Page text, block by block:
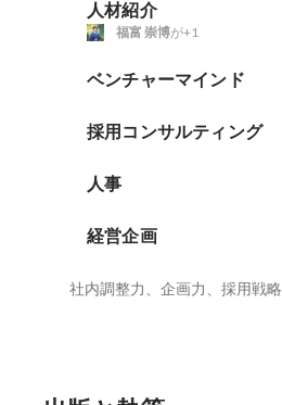
人材紹介
福富 崇博が+1
ベンチャーマインド
採用コンサルティング
人事
経営企画
社内調整力、企画力、採用戦略